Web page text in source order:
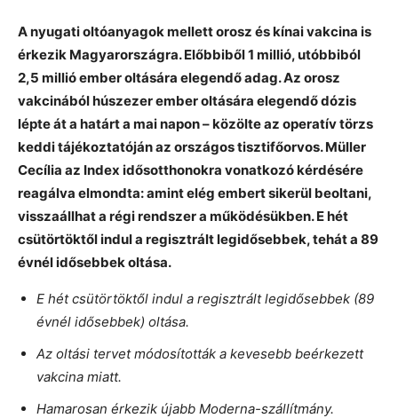
A nyugati oltóanyagok mellett orosz és kínai vakcina is
érkezik Magyarországra. Előbbiből 1 millió, utóbbiból
2,5 millió ember oltására elegendő adag. Az orosz
vakcinából húszezer ember oltására elegendő dózis
lépte át a határt a mai napon – közölte az operatív törzs
keddi tájékoztatóján az országos tisztifőorvos. Müller
Cecília az Index idősotthonokra vonatkozó kérdésére
reagálva elmondta: amint elég embert sikerül beoltani,
visszaállhat a régi rendszer a működésükben. E hét
csütörtöktől indul a regisztrált legidősebbek, tehát a 89
évnél idősebbek oltása.
E hét csütörtöktől indul a regisztrált legidősebbek (89
évnél idősebbek) oltása.
Az oltási tervet módosították a kevesebb beérkezett
vakcina miatt.
Hamarosan érkezik újabb Moderna-szállítmány.